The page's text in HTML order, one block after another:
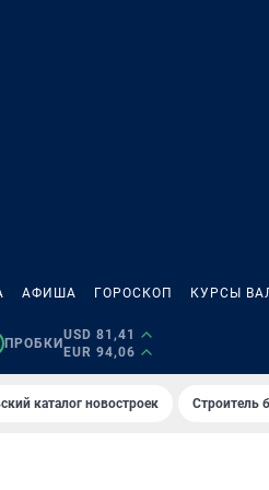
АФИША ГОРОСКОП КУРСЫ
ПРОБКИ
USD 81,41
EUR 94,06
каталог новостроек Строитель